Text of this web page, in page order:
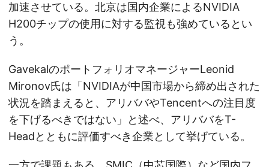
加速させている。北京は国内企業によるNVIDIA
H200チップの使用に対する監視も強めているとい
う。
GavekalのポートフォリオマネージャーLeonid
Mironov氏は「NVIDIAが中国市場から締め出された
状況を踏まえると、アリババやTencentへの注目度
を下げるべきではない」と述べ、アリババをT-
Headとともに評価すべき企業として挙げている。